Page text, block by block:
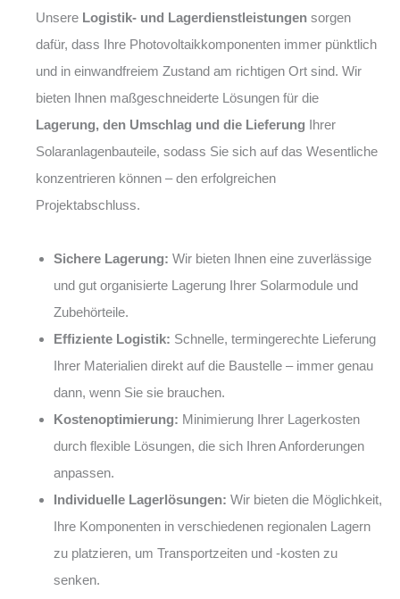
Unsere Logistik- und Lagerdienstleistungen sorgen
dafür, dass Ihre Photovoltaikkomponenten immer pünktlich
und in einwandfreiem Zustand am richtigen Ort sind. Wir
bieten Ihnen maßgeschneiderte Lösungen für die
Lagerung, den Umschlag und die Lieferung Ihrer
Solaranlagenbauteile, sodass Sie sich auf das Wesentliche
konzentrieren können – den erfolgreichen
Projektabschluss.
Sichere Lagerung: Wir bieten Ihnen eine zuverlässige
und gut organisierte Lagerung Ihrer Solarmodule und
Zubehörteile.
Effiziente Logistik: Schnelle, termingerechte Lieferung
Ihrer Materialien direkt auf die Baustelle – immer genau
dann, wenn Sie sie brauchen.
Kostenoptimierung: Minimierung Ihrer Lagerkosten
durch flexible Lösungen, die sich Ihren Anforderungen
anpassen.
Individuelle Lagerlösungen: Wir bieten die Möglichkeit,
Ihre Komponenten in verschiedenen regionalen Lagern
zu platzieren, um Transportzeiten und -kosten zu
senken.